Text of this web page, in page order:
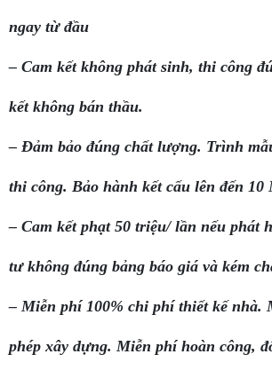
ngay từ đầu
– Cam kết không phát sinh, thi công
kết không bán thầu.
– Đảm bảo đúng chất lượng. Trình
thi công. Bảo hành kết cấu lên đến 10
– Cam kết phạt 50 triệu/ lần nếu phát
tư không đúng bảng báo giá và kém
– Miễn phí 100% chi phí thiết kế nhà.
phép xây dựng. Miễn phí hoàn công,